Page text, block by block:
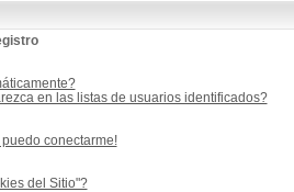
en las listas de usuarios identificados?
conectarme!
del Sitio"?